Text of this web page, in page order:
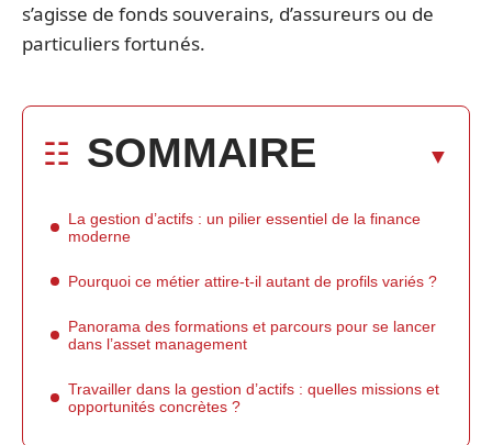
s’agisse de fonds souverains, d’assureurs ou de
particuliers fortunés.
SOMMAIRE
La gestion d’actifs : un pilier essentiel de la finance
moderne
Pourquoi ce métier attire-t-il autant de profils variés ?
Panorama des formations et parcours pour se lancer
dans l’asset management
Travailler dans la gestion d’actifs : quelles missions et
opportunités concrètes ?